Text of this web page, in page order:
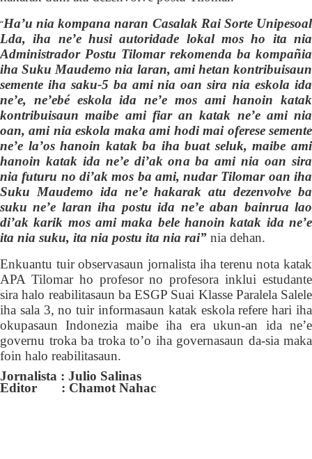
“Ha’u nia kompana naran Casalak Rai Sorte Unipesoal
Lda, iha ne’e husi autoridade lokal mos ho ita nia
Administrador Postu Tilomar rekomenda ba kompañia
iha Suku Maudemo nia laran, ami hetan kontribuisaun
semente iha saku-5 ba ami nia oan sira nia eskola ida
ne’e, ne’ebé eskola ida ne’e mos ami hanoin katak
kontribuisaun maibe ami fiar an katak ne’e ami nia
oan, ami nia eskola maka ami hodi mai oferese semente
ne’e la’os hanoin katak ba iha buat seluk, maibe ami
hanoin katak ida ne’e di’ak ona ba ami nia oan sira
nia futuru no di’ak mos ba ami, nudar Tilomar oan iha
Suku Maudemo ida ne’e hakarak atu dezenvolve ba
suku ne’e laran iha postu ida ne’e aban bainrua lao
di’ak karik mos ami maka bele hanoin katak ida ne’e
ita nia suku, ita nia postu ita nia rai” nia dehan.
Enkuantu tuir observasaun jornalista iha terenu nota katak
APA Tilomar ho profesor no profesora inklui estudante
sira halo reabilitasaun ba ESGP Suai Klasse Paralela Salele
iha sala 3, no tuir informasaun katak eskola refere hari iha
okupasaun Indonezia maibe iha era ukun-an ida ne’e
governu troka ba troka to’o iha governasaun da-sia maka
foin halo reabilitasaun.
Jornalista : Julio Salinas
Editor : Chamot Nahac